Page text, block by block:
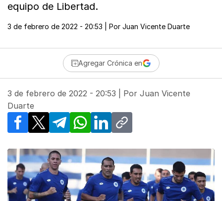
equipo de Libertad.
3 de febrero de 2022 - 20:53 | Por Juan Vicente Duarte
Agregar Crónica en
3 de febrero de 2022 - 20:53 | Por Juan Vicente
Duarte
Facebook
X TelegramWhatsApp
LinkedInCopy link